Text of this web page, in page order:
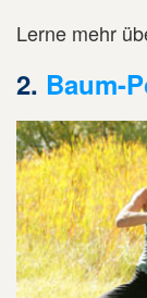
Lerne mehr
2. Baum-